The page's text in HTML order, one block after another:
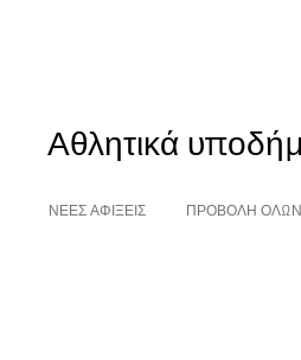
Αθλητικά
ΝΕΕΣ ΑΦΙΞΕΙΣ ΠΡΟΒΟΛΗ ΟΛΩΝ